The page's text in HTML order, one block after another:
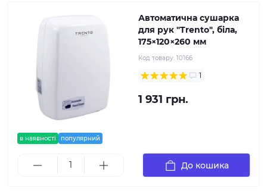
в наявності популярний
Автоматична сушарка
для рук "Trento", біла,
175×120×260 мм
Код товару: 10166
1
1 931 грн.
До кошика